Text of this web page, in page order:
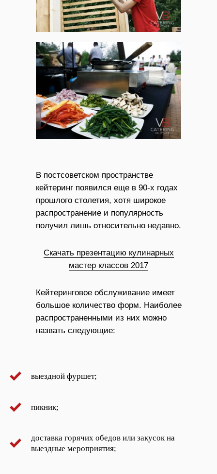
В постсоветском пространстве
кейтеринг появился еще в 90-х годах
прошлого столетия, хотя широкое
распространение и популярность
получил лишь относительно недавно.
Скачать презентацию кулинарных
мастер классов 2017
Кейтеринговое обслуживание имеет
большое количество форм. Наиболее
распространенными из них можно
назвать следующие:
выездной фуршет;
пикник;
доставка горячих обедов или закусок на
выездные мероприятия;